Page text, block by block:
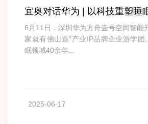
6月11日，深圳华为方舟壹号空间智能
家就有佛山造”产业IP品牌企业游学团
眠领域40余年...
2025-06-17